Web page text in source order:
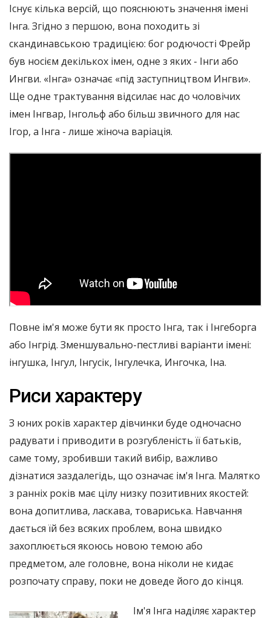
Існує кілька версій, що пояснюють значення імені
Інга. Згідно з першою, вона походить зі
скандинавською традицією: бог родючості Фрейр
був носієм декількох імен, одне з яких - Інги або
Ингви. «Інга» означає «під заступництвом Ингви».
Ще одне трактування відсилає нас до чоловічих
імен Інгвар, Інгольф або більш звичного для нас
Ігор, а Інга - лише жіноча варіація.
Повне ім'я може бути як просто Інга, так і Інгеборга
або Інгрід. Зменшувально-пестливі варіанти імені:
інгушка, Інгул, Інгусік, Інгулечка, Ингочка, Іна.
Риси характеру
З юних років характер дівчинки буде одночасно
радувати і приводити в розгубленість її батьків,
саме тому, зробивши такий вибір, важливо
дізнатися заздалегідь, що означає ім'я Інга. Малятко
з ранніх років має цілу низку позитивних якостей:
вона допитлива, ласкава, товариська. Навчання
дається їй без всяких проблем, вона швидко
захоплюється якоюсь новою темою або
предметом, але головне, вона ніколи не кидає
розпочату справу, поки не доведе його до кінця.
Ім'я Інга наділяє характер